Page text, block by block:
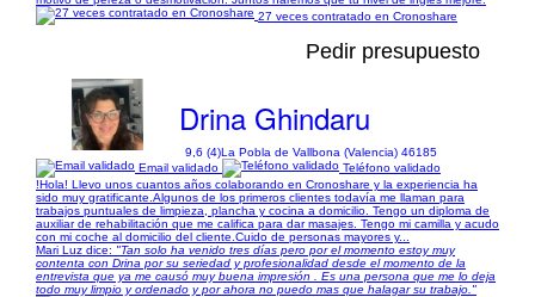
27 veces contratado en Cronoshare
Pedir presupuesto
Drina Ghindaru
9,6 (4)La Pobla de Vallbona (Valencia) 46185
Email validado
Teléfono validado
!Hola! Llevo unos cuantos años colaborando en Cronoshare y la experiencia ha
sido muy gratificante.Algunos de los primeros clientes todavía me llaman para
trabajos puntuales de limpieza, plancha y cocina a domicilio. Tengo un diploma de
auxiliar de rehabilitación que me califica para dar masajes. Tengo mi camilla y acudo
con mi coche al domicilio del cliente.Cuido de personas mayores y...
Mari Luz dice: "Tan solo ha venido tres días pero por el momento estoy muy
contenta con Drina por su seriedad y profesionalidad desde el momento de la
entrevista que ya me causó muy buena impresión . Es una persona que me lo deja
todo muy limpio y ordenado y por ahora no puedo mas que halagar su trabajo."